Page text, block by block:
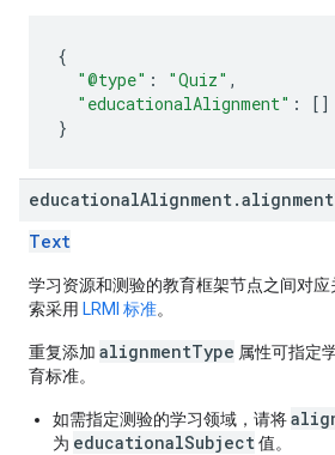
{
"@type" : "Quiz" ,
"educationalAlignment" :
[]
}
educationalAlignment .alignment
Text
学习资源和测验的教育框架节点之间对应
索采用 LRMI 标准。
重复添加 alignmentType 属性可指定
育标准。
如需指定测验的学习领域，请将
为 educationalSubject 值。